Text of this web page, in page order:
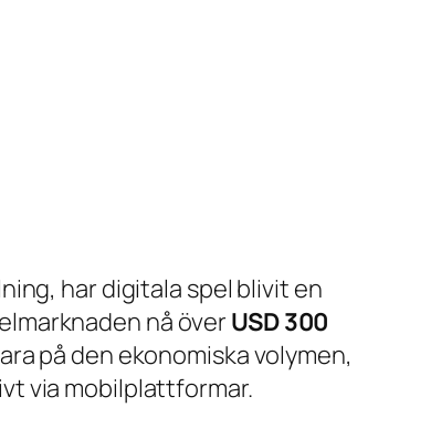
har digitala spel blivit en
nå över USD 300
på den ekonomiska volymen,
via mobilplattformar.